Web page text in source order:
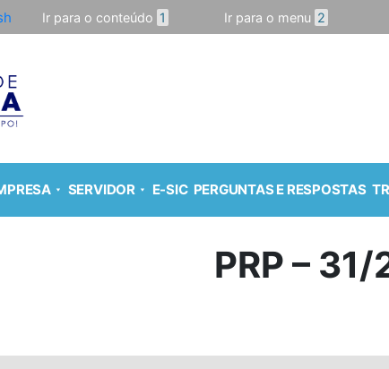
Ir para o conteúdo 1 Ir para o menu 2
SERVIDOR E-SIC PERGUNTAS E RESPOSTAS
PRP –